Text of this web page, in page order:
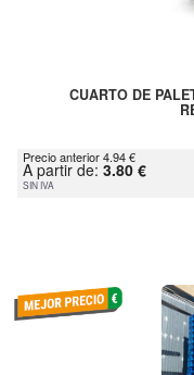
CUARTO DE
Precio anterior 4.94 €
A partir de: 3.80 €
SIN IVA